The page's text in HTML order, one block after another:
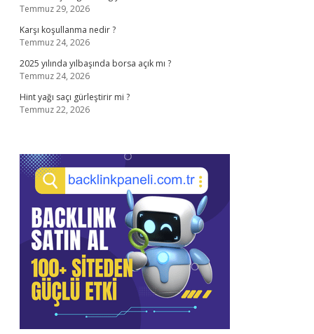
Temmuz 29, 2026
Karşı koşullanma nedir ?
Temmuz 24, 2026
2025 yılında yılbaşında borsa açık mı ?
Temmuz 24, 2026
Hint yağı saçı gürleştirir mi ?
Temmuz 22, 2026